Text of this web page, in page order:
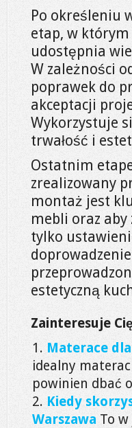
Po określeniu
etap, w
udostępnia
W zależności
poprawek do
akceptacji
Wykorzystuje
trwałość i
Ostatnim
zrealizowany
montaż jest
mebli oraz
tylko
estetyczną
Zainteresuje
Materace
idealny
powinien dbać
Kiedy
Warszawa To